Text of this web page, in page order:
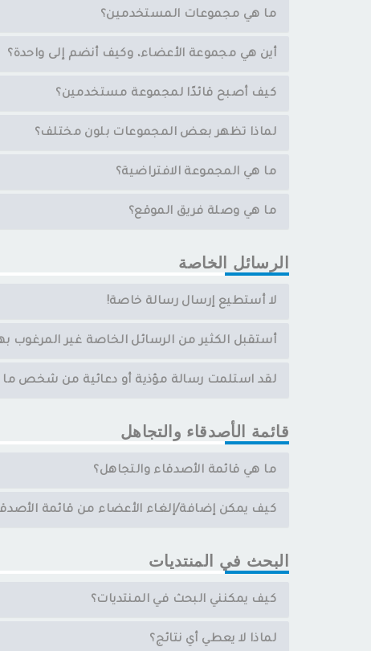
ما هي مجموعات المستخدمين؟
أين هي مجموعة الأعضاء، وكيف أنضم إلى واحدة؟
كيف أصبح قائدًا لمجموعة مستخدمين؟
لماذا تظهر بعض المجموعات بلون مختلف؟
ما هي المجموعة الافتراضية؟
ما هي وصلة فريق الموقع؟
الرسائل الخاصة
لا أستطيع إرسال رسالة خاصة!
أستقبل الكثير من الرسائل الخاصة غير المرغوب
لقد استلمت رسالة مؤذية أو دعائية من شخص ما
قائمة الأصدقاء والتجاهل
ما هي قائمة الأصدقاء والتجاهل؟
كيف يمكن إضافة/إلغاء الأعضاء من قائمة
البحث في المنتديات
كيف يمكنني البحث في المنتديات؟
لماذا لا يعطي أي نتائج؟